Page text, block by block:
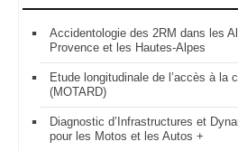
Accidentologie des 2RM dans les
Provence et les Hautes-Alpes
Etude longitudinale de l’accès à la
(MOTARD)
Diagnostic d’Infrastructures et
pour les Motos et les Autos +